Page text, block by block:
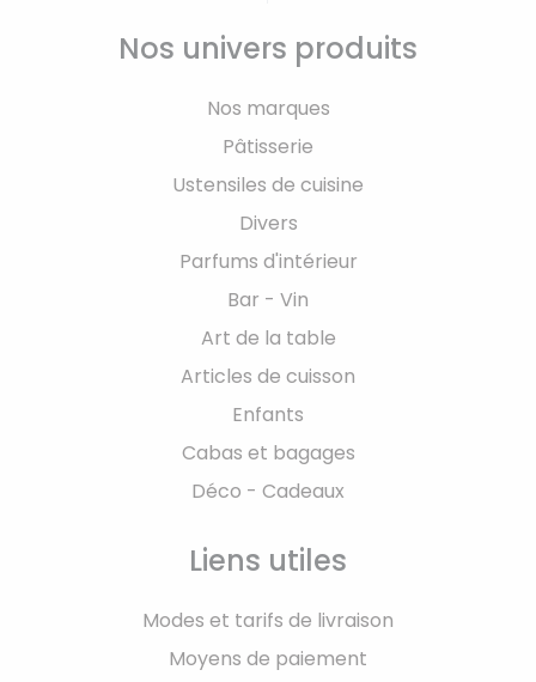
Nos univers produits
Nos marques
Pâtisserie
Ustensiles de cuisine
Divers
Parfums d'intérieur
Bar - Vin
Art de la table
Articles de cuisson
Enfants
Cabas et bagages
Déco - Cadeaux
Liens utiles
Modes et tarifs de livraison
Moyens de paiement